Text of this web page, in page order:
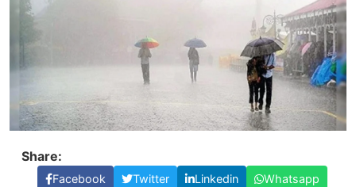
Share:
Facebook Twitter Linkedin
Whatsapp